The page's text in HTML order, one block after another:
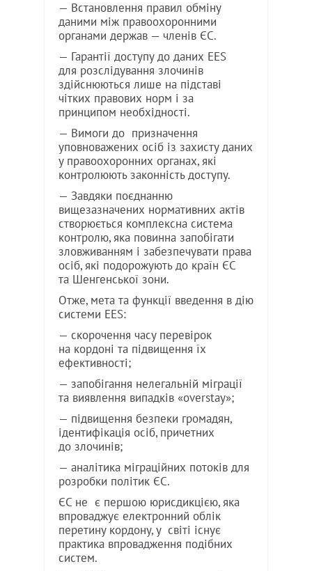
— Встановлення правил обміну
даними між правоохоронними
органами держав — членів ЄС.
— Гарантії доступу до даних EES
для розслідування злочинів
здійснюються лише на підставі
чітких правових норм і за
принципом необхідності.
— Вимоги до призначення
уповноважених осіб із захисту даних
у правоохоронних органах, які
контролюють законність доступу.
— Завдяки поєднанню
вищезазначених нормативних актів
створюється комплексна система
контролю, яка повинна запобігати
зловживанням і забезпечувати права
осіб, які подорожують до країн ЄС
та Шенгенської зони.
Отже, мета та функції введення в дію
системи EES:
— скорочення часу перевірок
на кордоні та підвищення їх
ефективності;
— запобігання нелегальній міграції
та виявлення випадків «overstay»;
— підвищення безпеки громадян,
ідентифікація осіб, причетних
до злочинів;
— аналітика міграційних потоків для
розробки політик ЄС.
ЄС не є першою юрисдикцією, яка
впроваджує електронний облік
перетину кордону, у світі існує
практика впровадження подібних
систем.